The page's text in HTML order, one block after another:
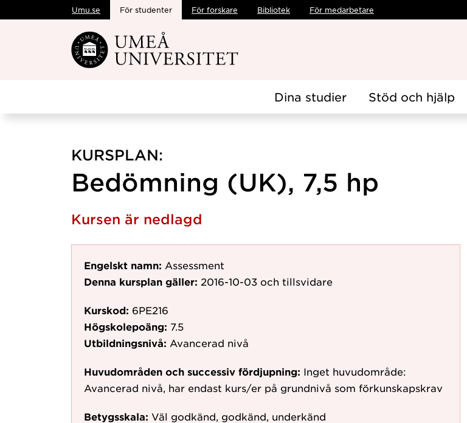
Hoppa direkt till innehållet
Umu.se För studenter För forskare Bibliotek För medarbetare
Dina studier Stöd och hjälp
KURSPLAN:
Bedömning (UK), 7,5 hp
Kursen är nedlagd
Engelskt namn: Assessment
Denna kursplan gäller: 2016-10-03 och tillsvidare
Kurskod: 6PE216
Högskolepoäng: 7.5
Utbildningsnivå: Avancerad nivå
Huvudområden och successiv fördjupning: Inget huvudområde:
Avancerad nivå, har endast kurs/er på grundnivå som förkunskapskrav
Betygsskala: Väl godkänd, godkänd, underkänd